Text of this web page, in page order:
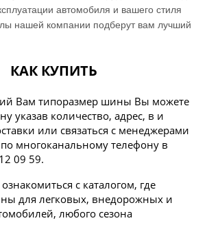
автомобиля и вашего стиля
нашей компании подберут вам лучший
КАК КУПИТЬ
Вам типоразмер шины Вы можете
указав количество, адрес, в и
или связаться с менеджерами
многоканальному телефону в
09 59.
с каталогом, где
для легковых, внедорожных и
любого сезона